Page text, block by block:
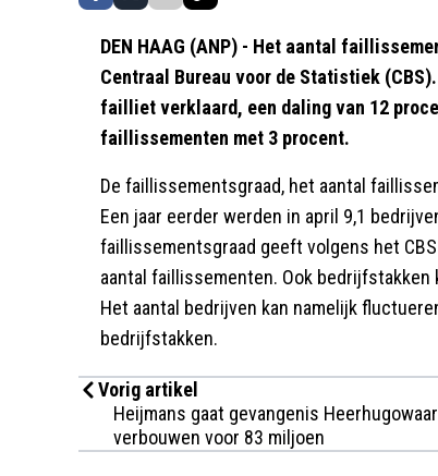
DEN HAAG (ANP) - Het aantal
Centraal Bureau voor de Statistiek
failliet verklaard, een daling van 12
faillissementen met 3 procent.
De faillissementsgraad, het aantal
Een jaar eerder werden in april 9,1
faillissementsgraad geeft volgens het
aantal faillissementen. Ook
Het aantal bedrijven kan namelijk
bedrijfstakken.
Vorig artikel
Heijmans gaat gevangenis
verbouwen voor 83 miljoen